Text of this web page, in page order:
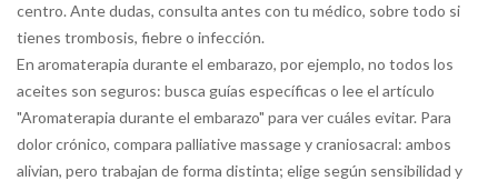
centro. Ante dudas, consulta antes con tu médico, sobre todo si
tienes trombosis, fiebre o infección.
En aromaterapia durante el embarazo, por ejemplo, no todos los
aceites son seguros: busca guías específicas o lee el artículo
"Aromaterapia durante el embarazo" para ver cuáles evitar. Para
dolor crónico, compara palliative massage y craniosacral: ambos
alivian, pero trabajan de forma distinta; elige según sensibilidad y